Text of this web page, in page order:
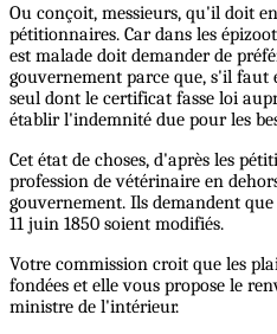
Ou conçoit, messieurs, qu'il doit
pétitionnaires. Car dans les
est malade doit demander de
gouvernement parce que, s'il faut
seul dont le certificat fasse loi
établir l'indemnité due pour les
Cet état de choses, d'après les
profession de vétérinaire en
gouvernement. Ils demandent
11 juin 1850 soient modifiés.
Votre commission croit que les
fondées et elle vous propose le
ministre de l'intérieur.